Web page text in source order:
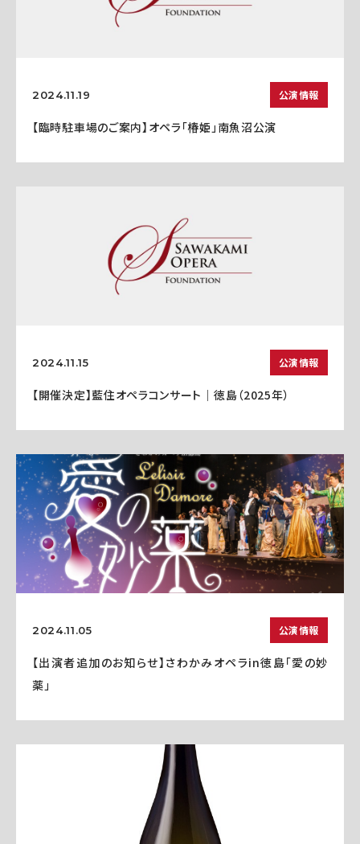
2024.11.19 公演情報
【臨時駐車場のご案内】オペラ「椿姫」南魚沼公演
2024.11.15 公演情報
【開催決定】藍住オペラコンサート｜徳島（2025年）
2024.11.05 公演情報
【出演者追加のお知らせ】さわかみオペラin徳島「愛の妙
薬」